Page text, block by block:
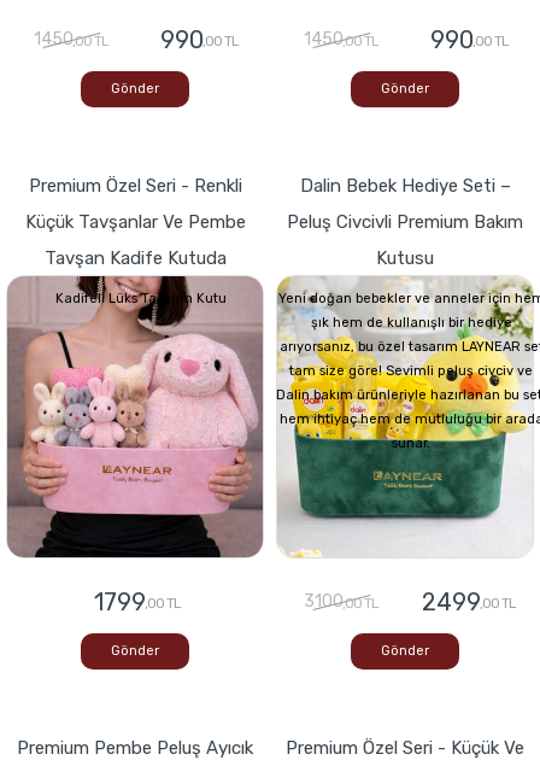
1450,00 TL 990,00 TL
Gönder
1450,00 TL 990,00 TL
Gönder
Premium Özel Seri - Renkli
Küçük Tavşanlar Ve Pembe
Tavşan Kadife Kutuda
Kadifeli Lüks Tasarım Kutu
1799,00 TL
Gönder
Dalin Bebek Hediye Seti –
Peluş Civcivli Premium Bakım
Kutusu
Yeni doğan bebekler ve anneler için
şık hem de kullanışlı bir hediye
arıyorsanız, bu özel tasarım LAYNEAR
tam size göre! Sevimli peluş civciv ve
Dalin bakım ürünleriyle hazırlanan bu
hem ihtiyaç hem de mutluluğu bir
sunar.
3100,00 TL 2499,00 TL
Gönder
Premium Pembe Peluş Ayıcık
Premium Özel Seri - Küçük Ve